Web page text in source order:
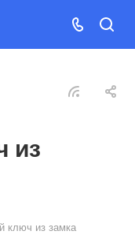
из
ключ из замка